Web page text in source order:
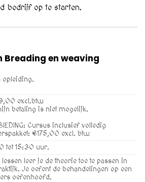
bedrijf op te starten.
Breading en weaving
opleiding.
excl.btw
betaling is niet mogelijk.
Cursus inclusief volledig
€175,00 excl. btw
tot 15:30 uur.
lessen leer je de theorie toe te passen in
Je oefent de behandelingen op een
oefenhoofd.